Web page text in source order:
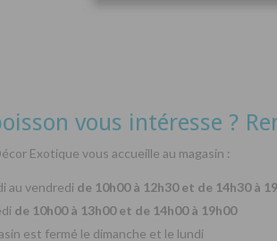
vous intéresse ?
Exotique vous accueille au magasin :
au vendredi de 10h00 à 12h30 et de 14h30 à
de 10h00 à 13h00 et de 14h00 à 19h00
est fermé le dimanche et le lundi